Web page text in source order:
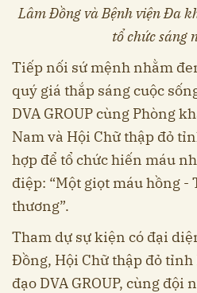
Lâm Đồng và Bệnh viện Đa
tổ chức sáng
Tiếp nối sứ mệnh nhằm
quý giá thắp sáng cuộc
DVA GROUP cùng Phòng
Nam và Hội Chữ thập đỏ
hợp để tổ chức hiến máu
điệp: “Một giọt máu hồng -
thương”.
Tham dự sự kiện có đại
Đồng, Hội Chữ thập đỏ
đạo DVA GROUP, cùng đội